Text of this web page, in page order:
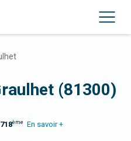
(81300)
718ème En savoir +